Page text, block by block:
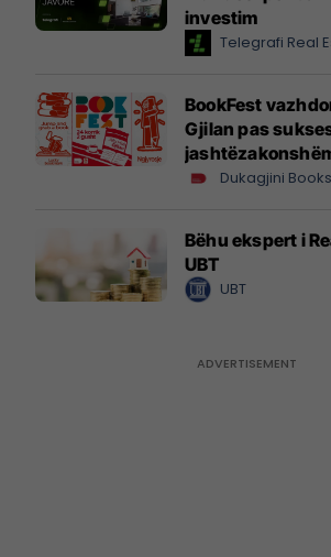
investim
Telegrafi Real
BookFest
Gjilan pas
Dukagjini
Bëhu ekspert i
UBT
UBT